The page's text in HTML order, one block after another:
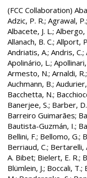
(FCC Collaboration)
Adzic, P. R.; Agrawal, P.;
Albacete, J. L.; Albergo,
Allanach, B. C.; Allport,
Andriatis, A.; Andris, C.;
Apolinário, L.;
Armesto, N.; Arnaldi, R.;
Auchmann, B.;
Bacchetta, N.;
Banerjee, S.; Barber,
Barreiro Guimarães;
Bautista-Guzmán, I.;
Bellini, F.; Bellomo, G.;
Berriaud, C.; Bertarelli,
A. Bibet; Bielert, E. R.;
Blümlein, J.; Boccali, T.;